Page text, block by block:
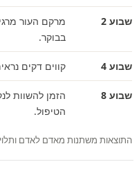
שבוע 2
מרקם העור
בבוקר.
שבוע 4 קווים דקים
שבוע 8
הזמן להשוות
הטיפול.
התוצאות משתנות מאדם לאדם